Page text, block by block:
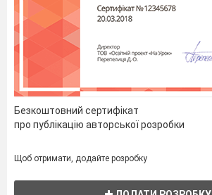
Безкоштовний сертифікат
про публікацію авторської розробки
Щоб отримати, додайте розробку